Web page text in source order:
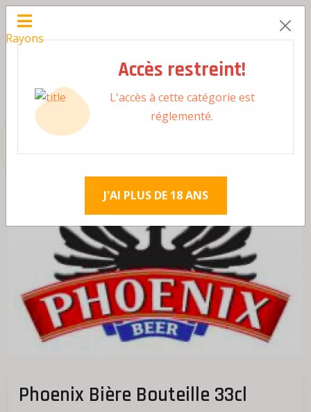
Rayons
Accès restreint!
L'accès à cette catégorie est
réglementé.
J'AI PLUS DE 18 ANS
Accueil Alimentaire
Boissons
Boissons alcoolisées
Phoenix Bière Bouteille 33cl
Phoenix Bière Bouteille 33cl